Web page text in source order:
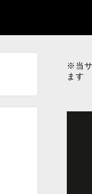
※当
ます